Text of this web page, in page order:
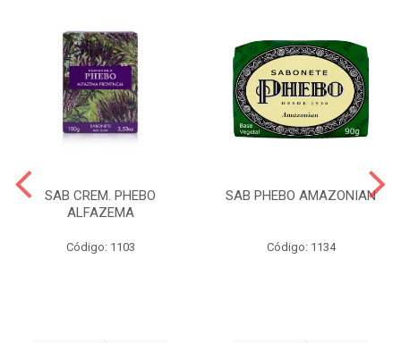
SAB CREM. PHEBO
ALFAZEMA
Código: 1103
SAB PHEBO AMAZONIAN
Código: 1134